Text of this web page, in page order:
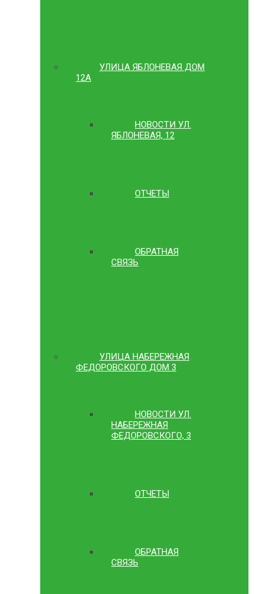
УЛИЦА ЯБЛОНЕВАЯ ДОМ
12А
НОВОСТИ УЛ.
ЯБЛОНЕВАЯ, 12
ОТЧЕТЫ
ОБРАТНАЯ
СВЯЗЬ
УЛИЦА НАБЕРЕЖНАЯ
ФЕДОРОВСКОГО ДОМ 3
НОВОСТИ УЛ.
НАБЕРЕЖНАЯ
ФЕДОРОВСКОГО, 3
ОТЧЕТЫ
ОБРАТНАЯ
СВЯЗЬ